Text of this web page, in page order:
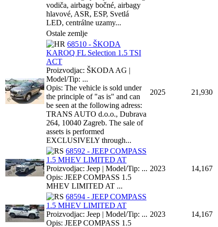
vodiča, airbagy bočné, airbagy
hlavové, ASR, ESP, Svetlá
LED, centrálne uzamy...
Ostale zemlje
68510 - ŠKODA
KAROQ FL Selection 1.5 TSI
ACT
Proizvodjac: ŠKODA AG |
Model/Tip: ...
Opis: The vehicle is sold under
the principle of "as is" and can
be seen at the following adress:
TRANS AUTO d.o.o., Dubrava
264, 10040 Zagreb. The sale of
assets is performed
EXCLUSIVELY through...
2025 21,930
68592 - JEEP COMPASS
1.5 MHEV LIMITED AT
Proizvodjac: Jeep | Model/Tip: ...
Opis: JEEP COMPASS 1.5
MHEV LIMITED AT ...
2023 14,167
68594 - JEEP COMPASS
1.5 MHEV LIMITED AT
Proizvodjac: Jeep | Model/Tip: ...
Opis: JEEP COMPASS 1.5
2023 14,167